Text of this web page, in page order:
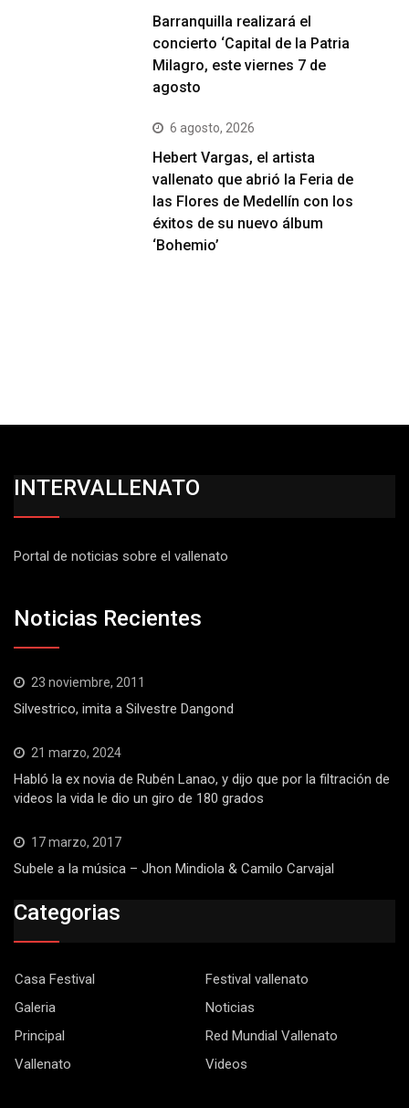
Barranquilla realizará el
concierto ‘Capital de la Patria
Milagro, este viernes 7 de
agosto
6 agosto, 2026
Hebert Vargas, el artista
vallenato que abrió la Feria de
las Flores de Medellín con los
éxitos de su nuevo álbum
‘Bohemio’
INTERVALLENATO
Portal de noticias sobre el vallenato
Noticias Recientes
23 noviembre, 2011
Silvestrico, imita a Silvestre Dangond
21 marzo, 2024
Habló la ex novia de Rubén Lanao, y dijo que por la filtración de
videos la vida le dio un giro de 180 grados
17 marzo, 2017
Subele a la música – Jhon Mindiola & Camilo Carvajal
Categorias
Casa Festival
Festival vallenato
Galeria
Noticias
Principal
Red Mundial Vallenato
Vallenato
Videos